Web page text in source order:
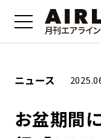
ニュース
お盆期間